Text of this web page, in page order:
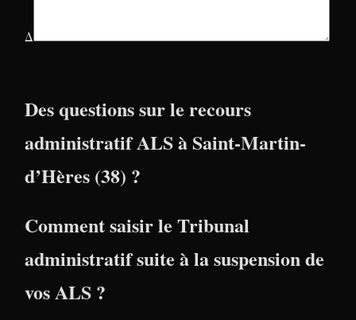
Δ
Des questions sur le recours
administratif ALS à Saint-Martin-
d’Hères (38) ?
Comment saisir le Tribunal
administratif suite à la suspension de
vos ALS ?